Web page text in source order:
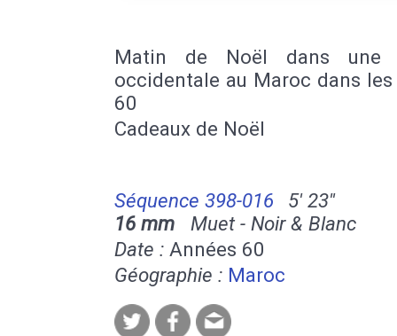
Matin de Noël dans une
occidentale au Maroc dans les
60
Cadeaux de Noël
Séquence 398-016
5' 23''
16 mm Muet - Noir & Blanc
Date : Années 60
Géographie : Maroc